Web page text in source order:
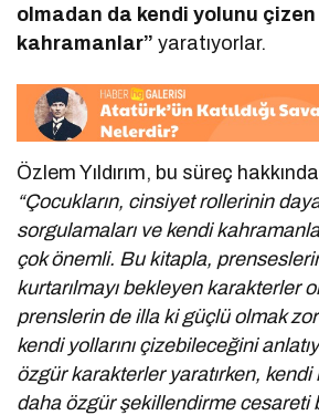
olmadan da kendi yolunu çizen
kahramanlar” yaratıyorlar.
Özlem Yıldırım, bu süreç
“Çocukların, cinsiyet rollerinin
sorgulamaları ve kendi
çok önemli. Bu kitapla,
kurtarılmayı bekleyen karakterler
prenslerin de illa ki güçlü olmak
kendi yollarını çizebileceğini
özgür karakterler yaratırken,
daha özgür şekillendirme cesareti